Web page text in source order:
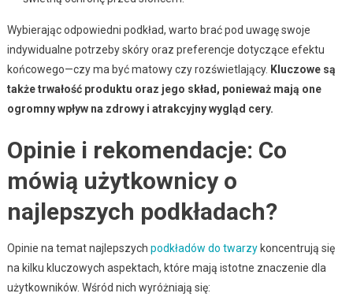
Wybierając odpowiedni podkład, warto brać pod uwagę swoje
indywidualne potrzeby skóry oraz preferencje dotyczące efektu
końcowego—czy ma być matowy czy rozświetlający. Kluczowe są
także trwałość produktu oraz jego skład, ponieważ mają one
ogromny wpływ na zdrowy i atrakcyjny wygląd cery.
Opinie i rekomendacje: Co
mówią użytkownicy o
najlepszych podkładach?
Opinie na temat najlepszych podkładów do twarzykoncentrują się
na kilku kluczowych aspektach, które mają istotne znaczenie dla
użytkowników. Wśród nich wyróżniają się: